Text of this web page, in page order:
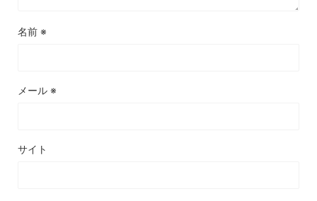
名前 ※
メール ※
サイト